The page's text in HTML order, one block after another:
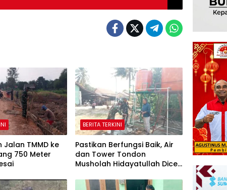
Jalan TMMD ke
750 Meter
BERITA TERKINI
Pastikan Berfungsi Baik, Air
dan Tower Tondon
Musholah Hidayatullah Dicek